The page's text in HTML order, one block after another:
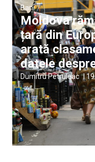
Bani
Moldova
țară din
arată
datele
Dumitru Petruleac |